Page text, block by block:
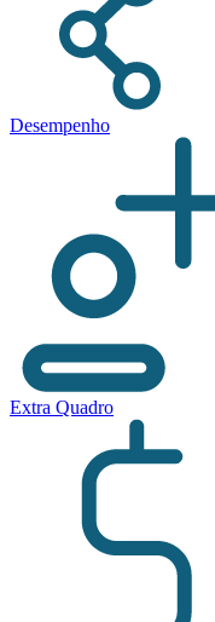
Desempenho
Extra Quadro